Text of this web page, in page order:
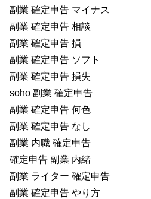
副業 確定申告 マイナス
副業 確定申告 相談
副業 確定申告 損
副業 確定申告 ソフト
副業 確定申告 損失
soho 副業 確定申告
副業 確定申告 何色
副業 確定申告 なし
副業 内職 確定申告
確定申告 副業 内緒
副業 ライター 確定申告
副業 確定申告 やり方